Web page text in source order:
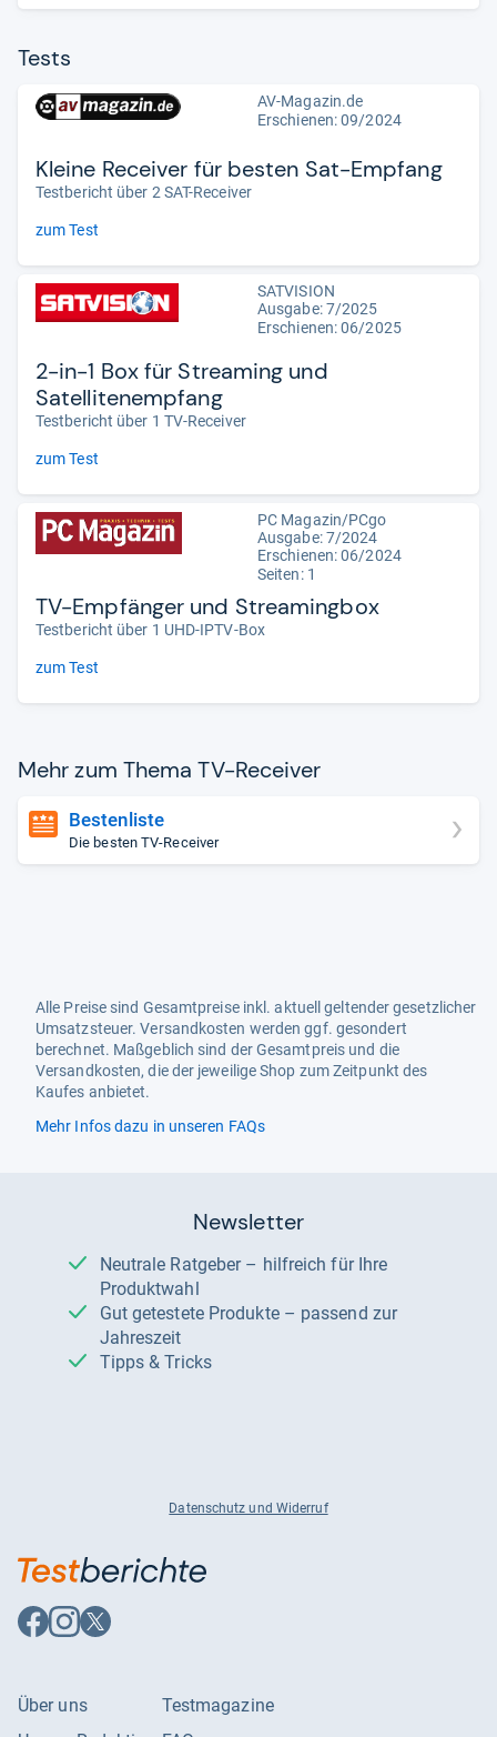
Tests
AV-Magazin.de
Erschienen: 09/2024
Kleine Receiver für besten Sat-Empfang
Testbericht über 2 SAT-Receiver
zum Test
SATVISION
Ausgabe: 7/2025
Erschienen: 06/2025
2-in-1 Box für Streaming und
Satellitenempfang
Testbericht über 1 TV-Receiver
zum Test
PC Magazin/PCgo
Ausgabe: 7/2024
Erschienen: 06/2024
Seiten: 1
TV-Empfänger und Streamingbox
Testbericht über 1 UHD-IPTV-Box
zum Test
Mehr zum Thema TV-​Recei­ver
Bestenliste
Die besten TV-Receiver
Alle Preise sind Gesamtpreise inkl. aktuell geltender gesetzlicher
Umsatzsteuer. Versandkosten werden ggf. gesondert
berechnet. Maßgeblich sind der Gesamtpreis und die
Versandkosten, die der jeweilige Shop zum Zeitpunkt des
Kaufes anbietet.
Mehr Infos dazu in unseren FAQs
Newsletter
Neutrale Ratgeber – hilfreich für Ihre
Produktwahl
Gut getestete Produkte – passend zur
Jahreszeit
Tipps & Tricks
Datenschutz und Widerruf
Auf
Facebook
Auf
Instagram
Auf
X
Über uns
Testmagazine